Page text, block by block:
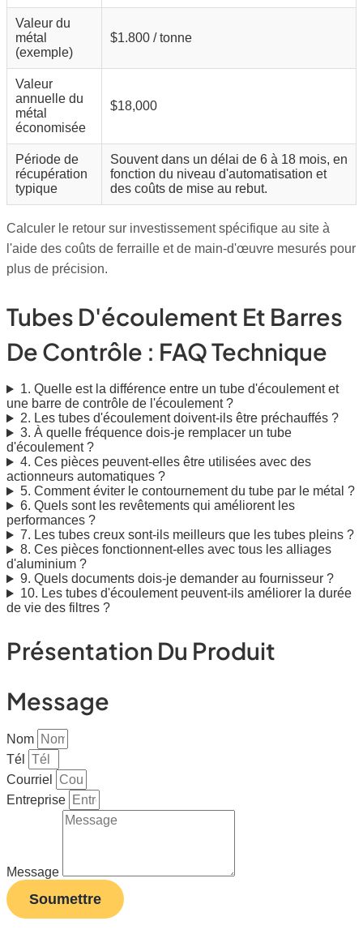
Valeur du
métal
(exemple)
$1.800 / tonne
Valeur
annuelle du
métal
économisée
$18,000
Période de
récupération
typique
Souvent dans un délai de 6 à 18 mois, en
fonction du niveau d'automatisation et
des coûts de mise au rebut.
Calculer le retour sur investissement spécifique au site à
l'aide des coûts de ferraille et de main-d'œuvre mesurés pour
plus de précision.
Tubes D'écoulement Et Barres
De Contrôle : FAQ Technique
1. Quelle est la différence entre un tube d'écoulement et
une barre de contrôle de l'écoulement ?
2. Les tubes d'écoulement doivent-ils être préchauffés ?
3. À quelle fréquence dois-je remplacer un tube
d'écoulement ?
4. Ces pièces peuvent-elles être utilisées avec des
actionneurs automatiques ?
5. Comment éviter le contournement du tube par le métal ?
6. Quels sont les revêtements qui améliorent les
performances ?
7. Les tubes creux sont-ils meilleurs que les tubes pleins ?
8. Ces pièces fonctionnent-elles avec tous les alliages
d'aluminium ?
9. Quels documents dois-je demander au fournisseur ?
10. Les tubes d'écoulement peuvent-ils améliorer la durée
de vie des filtres ?
Présentation Du Produit
Message
Nom
Tél
Courriel
Entreprise
Message
Soumettre